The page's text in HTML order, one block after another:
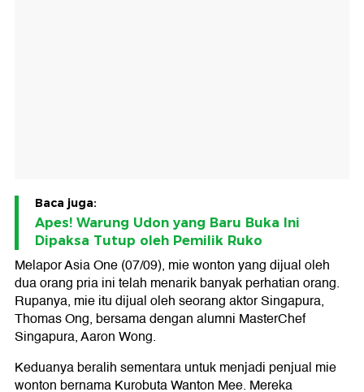
Baca juga:
Apes! Warung Udon yang Baru Buka Ini
Dipaksa Tutup oleh Pemilik Ruko
Melapor Asia One (07/09), mie wonton yang dijual oleh
dua orang pria ini telah menarik banyak perhatian orang.
Rupanya, mie itu dijual oleh seorang aktor Singapura,
Thomas Ong, bersama dengan alumni MasterChef
Singapura, Aaron Wong.
Keduanya beralih sementara untuk menjadi penjual mie
wonton bernama Kurobuta Wanton Mee. Mereka